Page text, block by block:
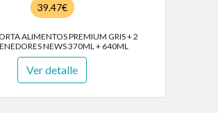
39.47€
ALIMENTOS PREMIUM GRIS + 2
NEWS 370ML + 640ML
Ver detalle